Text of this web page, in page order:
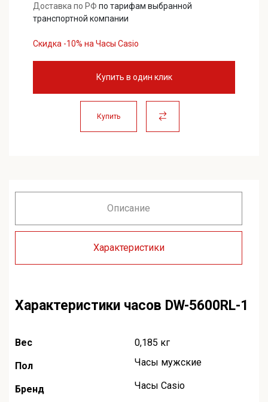
Доставка по РФ по тарифам выбранной
транспортной компании
Скидка -10% на Часы Casio
Купить в один клик
Купить
Описание
Характеристики
Характеристики часов DW-5600RL-1
Вес 0,185 кг
Пол Часы мужские
Бренд Часы Casio